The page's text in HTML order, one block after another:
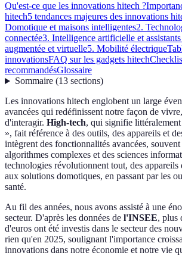
Qu'est-ce que les innovations hitech ?
hitech5 tendances majeures des innovations
Domotique et maisons intelligentes2.
connectée3. Intelligence artificielle et
augmentée et virtuelle5. Mobilité électrique
innovationsFAQ sur les gadgets hitech
recommandésGlossaire
Sommaire(13 sections)
Les innovations hitech englobent un large
avancées qui redéfinissent notre façon de
d'interagir. High-tech, qui signifie
», fait référence à des outils, des appareils et
intègrent des fonctionnalités avancées, souvent
algorithmes complexes et des sciences
technologies révolutionnent tout, des
aux solutions domotiques, en passant par les
santé.
Au fil des années, nous avons assisté à une
secteur. D'après les données de l'INSEE, plus
d'euros ont été investis dans le secteur des
rien qu'en 2025, soulignant l'importance
innovations dans notre économie et notre vie